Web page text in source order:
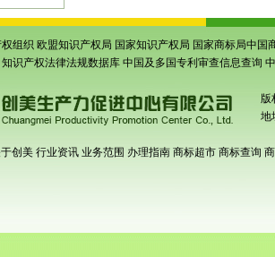
组织 欧盟知识产权局 国家知识产权局 国家商标局中国
知识产权法律法规数据库 中国及多国专利审查信息查询
版
地
创美 行业资讯 业务范围 办理指南 商标超市 商标查询